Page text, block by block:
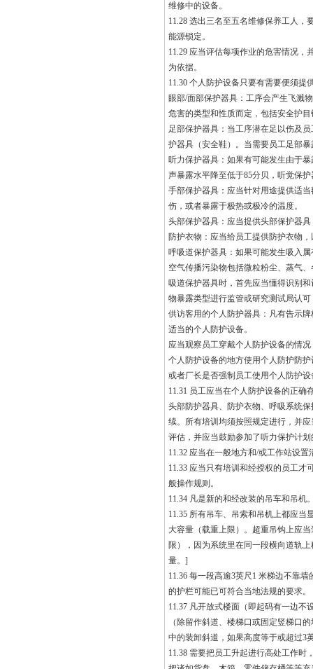
维修中的设备。
11.28 选出三名至五名维修保养工人
能源锁定。
11.29 应当评估每项作业的危害情况
为依据。
11.30 个人防护设备只要有需要便须
眼部/面部保护器具：工序会产生飞溅
危害的类型和性质而定，包括安全护
足部保护器具：当工序潜在足以伤及
护器具（安全鞋）。当需要员工足部
听力保护器具：如果有可能发生由于
声暴露水平降至低于85分贝，听觉保
手部保护器具：应当针对用途提供适
伤，或者暴露于极热或极冷的温度。
头部保护器具：应当提供头部保护器
防护衣物：应当给员工提供防护衣物
呼吸道保护器具：如果可能发生吸入
空气传播污染物包括微粒粉尘、蒸气
吸道保护器具时，首先应当懂得识别
物暴露类型进行监管或研究测试局认
供访客用的个人防护器具：凡有告示
适当的个人防护设备。
应当观察员工穿戴个人防护设备的情
个人防护设备的地方使用个人防护防
或者厂长是否强制员工使用个人防护设
11.31 员工应当在个人防护设备的正
头部防护器具、防护衣物、呼吸系统
续。所有培训均须按照规定进行，并
评估，并应当鼓励参加了听力保护计
11.32 应当在一般地方和/或工作站设
11.33 应当只有培训和经授权的员工
般操作规则。
11.34 凡是新的和经改装的吊车和吊
11.35 所有吊车、吊索和吊机上都应
大容量（载重上限）。超重吊钩上应
限），因为系统里在同一段横向道轨
量。]
11.36 每一段高逾3英尺1 米梯边不靠
的护栏可能已可符合当地法规的要求。
11.37 凡开放式楼面（即起码有一边
（除留作斜道、楼梯口或固定竖梯口
中的装卸斜道，如果高度等于或超过3
11.38 需要把员工升起进行高处工作